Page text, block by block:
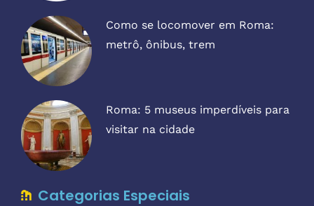
Como se locomover em Roma:
metrô, ônibus, trem
Roma: 5 museus imperdíveis para
visitar na cidade
Categorias Especiais